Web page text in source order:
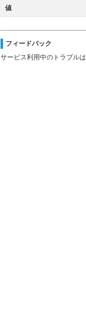
値
フィードバック
サービス利用中のトラブル